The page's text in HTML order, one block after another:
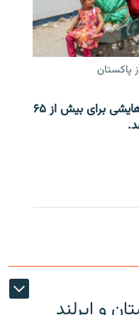
پاکستان
حکومت طالبان، از توزیع زمین‌های رهایشی برای بیش از ۶۵